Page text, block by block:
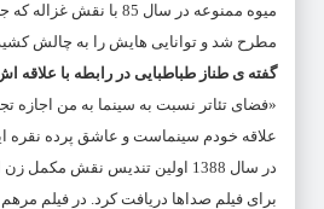
میوه ممنوعه در سال 85
مطرح شد و توانایی هایش را به چالش
گفته ی طناز طباطبایی در رابطه با علاقه
«فضای تئاتر نسبت به سینما به من اجازه
علاقه خودم سینماست و عاشق پرده نقره
در سال 1388 اولین تندیس نقش
برای فیلم صداها دریافت کرد. در فیلم مرهم